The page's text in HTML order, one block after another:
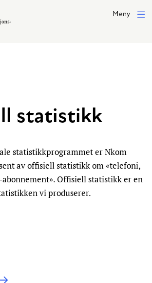
Meny
statistikk
statistikkprogrammet er Nkom
av offisiell statistikk om «telefoni,
abonnement». Offisiell statistikk er en
vi produserer.